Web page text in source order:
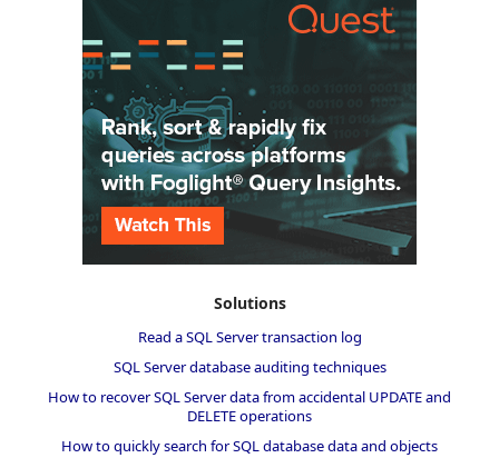
Solutions
Read a SQL Server transaction log
SQL Server database auditing techniques
How to recover SQL Server data from accidental UPDATE and
DELETE operations
How to quickly search for SQL database data and objects